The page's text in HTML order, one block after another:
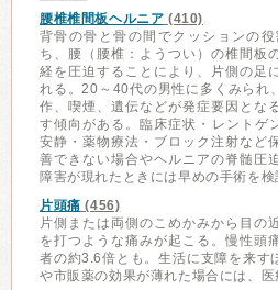
腰椎椎間板ヘルニア (410)
背骨の骨と骨の間でクッションの
ち、腰（腰椎：ようつい）の椎間板
経を圧迫することにより、片側の足
れる。20～40代の男性に多くみられ
作、喫煙、遺伝などが発症要因とな
す傾向がある。臨床症状・レントゲ
安静・薬物療法・ブロック注射など
善できない場合やヘルニアの脊髄圧
障害が現れたときには早めの手術を検
片頭痛 (456)
片側または両側のこめかみから目の
を打つような痛みが起こる。慢性頭
者の約3.6倍とも。生活に支障を来す
や市販薬の効果が薄れた場合には、医